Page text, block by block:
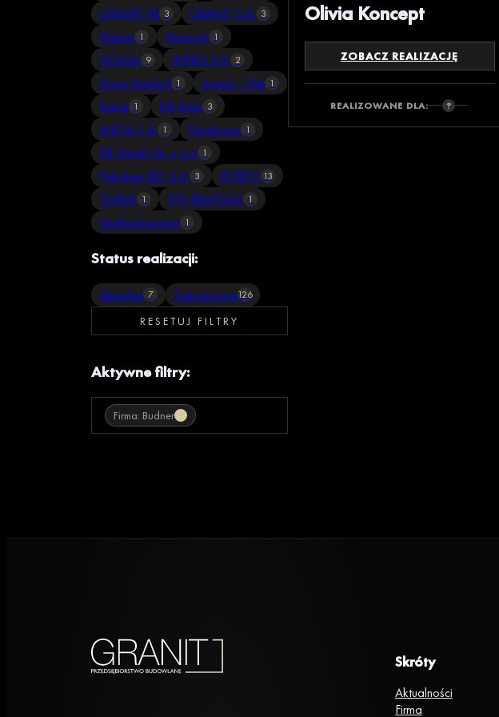
GRANIT PB 3 GRANIT S.A. 3
Hanza 1 Horizont 1
HOSSA 9 INPRO S.A. 2
Invest Komfort 1 Inwest – Hel 1
Karud 1 KB Dom 3
MEGA S.A. 1 Nordcoop 1
PB Górski Sp. z o.o 1
Pekabex BET S.A. 3 ROBYG 13
TORUS 1 TPS REAPOLIS 1
Unidevelopment 1
Status realizacji:
Aktualne 7 Zakończone126
RESETUJ FILTRY
Aktywne filtry:
Firma: Budner
Olivia Koncept
ZOBACZ REALIZACJĘ
REALIZOWANE DLA:
Skróty
Aktualności
Firma